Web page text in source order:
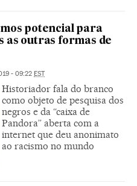
potencial para
as outras formas de
- 09:22 EST
Historiador fala do branco
como objeto de pesquisa dos
negros e da “caixa de
Pandora” aberta com a
internet que deu anonimato
ao racismo no mundo